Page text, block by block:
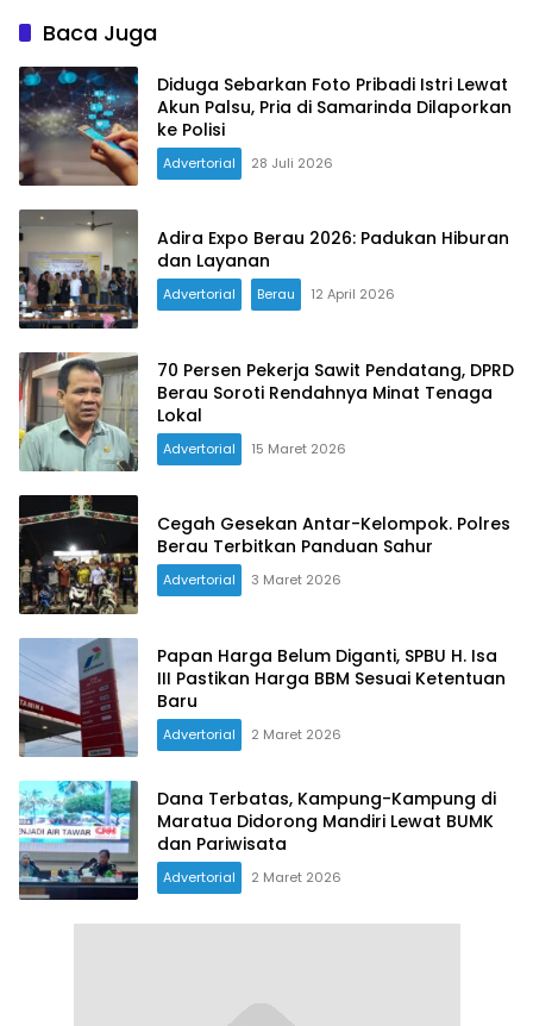
Baca Juga
Diduga Sebarkan Foto Pribadi Istri Lewat
Akun Palsu, Pria di Samarinda Dilaporkan
ke Polisi
Advertorial 28 Juli 2026
Adira Expo Berau 2026: Padukan Hiburan
dan Layanan
Advertorial Berau 12 April 2026
70 Persen Pekerja Sawit Pendatang, DPRD
Berau Soroti Rendahnya Minat Tenaga
Lokal
Advertorial 15 Maret 2026
Cegah Gesekan Antar-Kelompok. Polres
Berau Terbitkan Panduan Sahur
Advertorial 3 Maret 2026
Papan Harga Belum Diganti, SPBU H. Isa
III Pastikan Harga BBM Sesuai Ketentuan
Baru
Advertorial 2 Maret 2026
Dana Terbatas, Kampung-Kampung di
Maratua Didorong Mandiri Lewat BUMK
dan Pariwisata
Advertorial 2 Maret 2026